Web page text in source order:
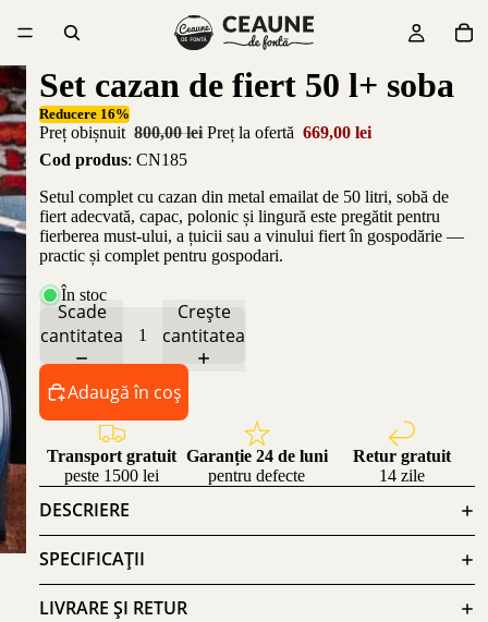
Set cazan de fiert 50 l+ soba
Reducere 16%
Preț obișnuit 800,00 lei Preț la ofertă 669,00 lei
Cod produs: CN185
Setul complet cu cazan din metal emailat de 50 litri, sobă de
fiert adecvată, capac, polonic și lingură este pregătit pentru
fierberea must-ului, a țuicii sau a vinului fiert în gospodărie —
practic și complet pentru gospodari.
În stoc
Scade
cantitatea
Crește
cantitatea
Adaugă în coș
Transport gratuit
peste 1500 lei
Garanție 24 de luni
pentru defecte
Retur gratuit
14 zile
DESCRIERE
SPECIFICAȚII
LIVRARE ȘI RETUR